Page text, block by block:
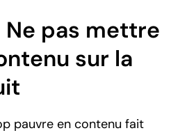
Ne pas mettre
sur la
pauvre en contenu fait